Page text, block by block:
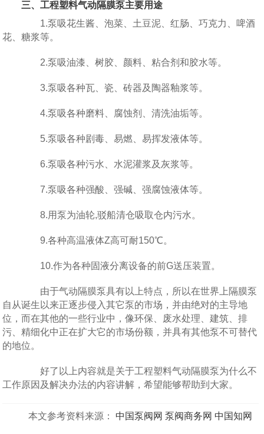
三、工程塑料气动隔膜泵主要用途
1.泵吸花生酱、泡菜、土豆泥、红肠、巧克力、啤酒
花、糖浆等。
2.泵吸油漆、树胶、颜料、粘合剂和胶水等。
3.泵吸各种瓦、瓷、砖器及陶器釉浆等。
4.泵吸各种磨料、腐蚀剂、清洗油垢等。
5.泵吸各种剧毒、易燃、易挥发液体等。
6.泵吸各种污水、水泥灌浆及灰浆等。
7.泵吸各种强酸、强碱、强腐蚀液体等。
8.用泵为油轮,驳船清仓吸取仓内污水。
9.各种高温液体Z高可耐150℃。
10.作为各种固液分离设备的前G送压装置。
由于气动隔膜泵具有以上特点，所以在世界上隔膜泵
自从诞生以来正逐步侵入其它泵的市场，并由绝对的主导地
位，而在其他的一些行业中，像环保、废水处理、建筑、排
污、精细化中正在扩大它的市场份额，并具有其他泵不可替代
的地位。
好了以上内容就是关于工程塑料气动隔膜泵为什么不
工作原因及解决办法的内容讲解，希望能够帮助到大家。
本文参考资料来源： 中国泵阀网 泵阀商务网 中国知网